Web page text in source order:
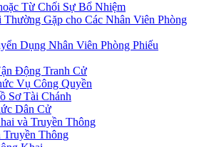
Từ Chối Sự Bổ Nhiệm
Thường Gặp cho Các Nhân Viên Phòng
Dụng Nhân Viên Phòng Phiếu
Động Tranh Cử
Vụ Công Quyền
Sơ Tài Chánh
Dân Cử
và Truyền Thông
Truyền Thông